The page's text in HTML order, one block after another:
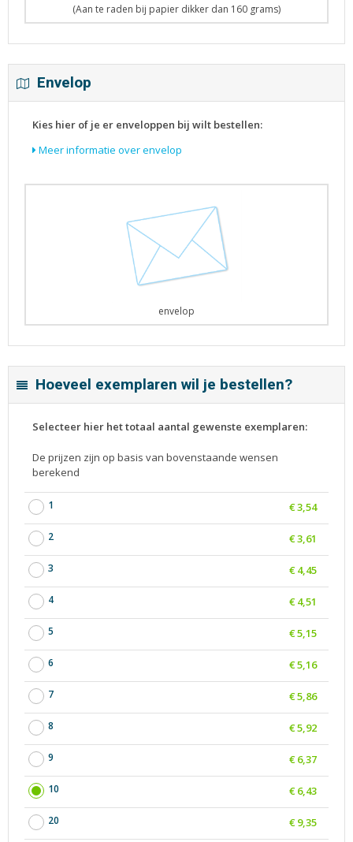
(Aan te raden bij papier dikker dan 160 grams)
Envelop
Kies hier of je er enveloppen bij wilt bestellen:
Meer informatie over envelop
envelop
Hoeveel exemplaren wil je bestellen?
Selecteer hier het totaal aantal gewenste exemplaren:
De prijzen zijn op basis van bovenstaande wensen
berekend
1
2
3
4
5
6
7
8
9
10
20
€ 3,54
€ 3,61
€ 4,45
€ 4,51
€ 5,15
€ 5,16
€ 5,86
€ 5,92
€ 6,37
€ 6,43
€ 9,35